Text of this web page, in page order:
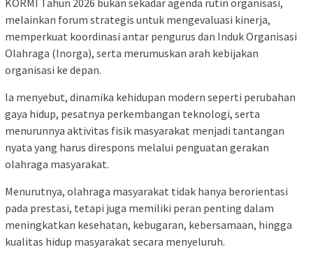
KORMI Tahun 2026 bukan sekadar agenda rutin organisasi,
melainkan forum strategis untuk mengevaluasi kinerja,
memperkuat koordinasi antar pengurus dan Induk Organisasi
Olahraga (Inorga), serta merumuskan arah kebijakan
organisasi ke depan.
Ia menyebut, dinamika kehidupan modern seperti perubahan
gaya hidup, pesatnya perkembangan teknologi, serta
menurunnya aktivitas fisik masyarakat menjadi tantangan
nyata yang harus direspons melalui penguatan gerakan
olahraga masyarakat.
Menurutnya, olahraga masyarakat tidak hanya berorientasi
pada prestasi, tetapi juga memiliki peran penting dalam
meningkatkan kesehatan, kebugaran, kebersamaan, hingga
kualitas hidup masyarakat secara menyeluruh.